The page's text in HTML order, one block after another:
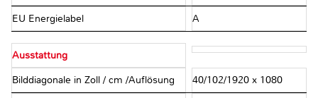
EU Energielabel A
Ausstattung
Bilddiagonale in Zoll / cm /Auflösung 40/102/1920 x 1080